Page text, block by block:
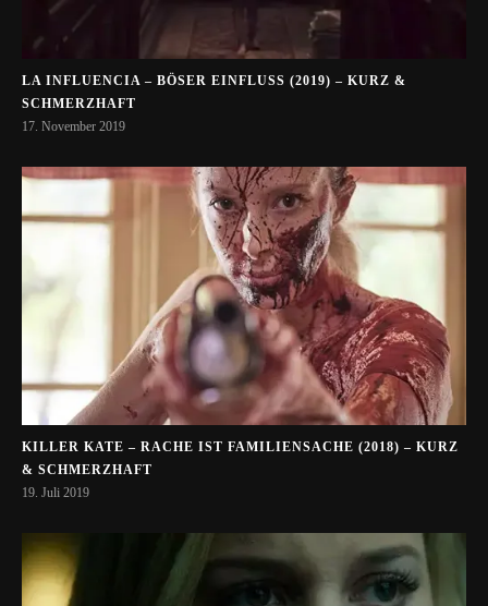
LA INFLUENCIA – BÖSER EINFLUSS (2019) – KURZ &
SCHMERZHAFT
17. November 2019
KILLER KATE – RACHE IST FAMILIENSACHE (2018) – KURZ
& SCHMERZHAFT
19. Juli 2019